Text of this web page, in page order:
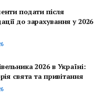
подати після
до зарахування у 2026
2026 в Україні:
свята та привітання